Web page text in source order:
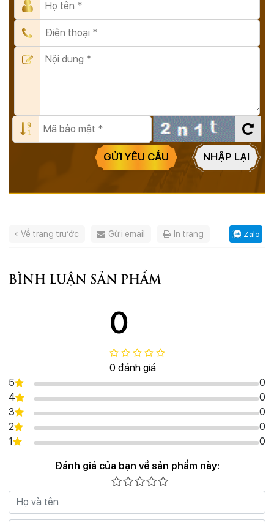
GỬI YÊU CẦU NHẬP LẠI
Về trang trước Gửi email In trang Zalo
BÌNH LUẬN SẢN PHẨM
0
0 đánh giá
5
0
4
0
3
0
2
0
1
0
Đánh giá của bạn về sản phẩm này: